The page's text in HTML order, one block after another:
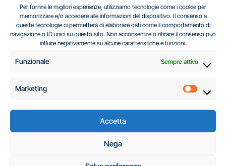
Per fornire le migliori esperienze, utilizziamo tecnologie come i cookie per
memorizzare e/o accedere alle informazioni del dispositivo. Il consenso a
queste tecnologie ci permetterà di elaborare dati come il comportamento di
navigazione o ID unici su questo sito. Non acconsentire o ritirare il consenso può
influire negativamente su alcune caratteristiche e funzioni.
Funzionale Sempre attivo
Marketing
Accetta
Nega
Centro Analisi e Studi Italus © Tutti i diritti riservati
C.A.S.I. – Centro
Analisi e Studi Italus